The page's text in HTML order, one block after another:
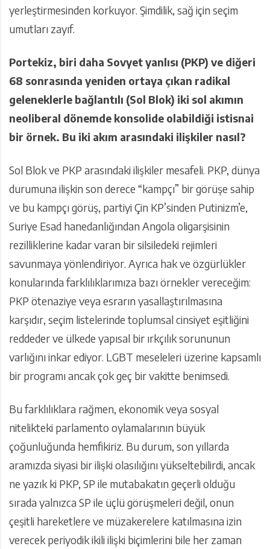
yerleştirmesinden korkuyor. Şimdilik, sağ için seçim
umutları zayıf.
Portekiz, biri daha Sovyet yanlısı (PKP) ve diğeri
68 sonrasında yeniden ortaya çıkan radikal
geleneklerle bağlantılı (Sol Blok) iki sol akımın
neoliberal dönemde konsolide olabildiği istisnai
bir örnek. Bu iki akım arasındaki ilişkiler nasıl?
Sol Blok ve PKP arasındaki ilişkiler mesafeli. PKP, dünya
durumuna ilişkin son derece “kampçı” bir görüşe sahip
ve bu kampçı görüş, partiyi Çin KP’sinden Putinizm’e,
Suriye Esad hanedanlığından Angola oligarşisinin
rezilliklerine kadar varan bir silsiledeki rejimleri
savunmaya yönlendiriyor. Ayrıca hak ve özgürlükler
konularında farklılıklarımıza bazı örnekler vereceğim:
PKP ötenaziye veya esrarın yasallaştırılmasına
karşıdır, seçim listelerinde toplumsal cinsiyet eşitliğini
reddeder ve ülkede yapısal bir ırkçılık sorununun
varlığını inkar ediyor. LGBT meseleleri üzerine kapsamlı
bir programı ancak çok geç bir vakitte benimsedi.
Bu farklılıklara rağmen, ekonomik veya sosyal
nitelikteki parlamento oylamalarının büyük
çoğunluğunda hemfikiriz. Bu durum, son yıllarda
aramızda siyasi bir ilişki olasılığını yükseltebilirdi, ancak
ne yazık ki PKP, SP ile mutabakatın geçerli olduğu
sırada yalnızca SP ile üçlü görüşmeleri değil, onun
çeşitli hareketlere ve müzakerelere katılmasına izin
verecek periyodik ikili ilişki biçimlerini bile her zaman